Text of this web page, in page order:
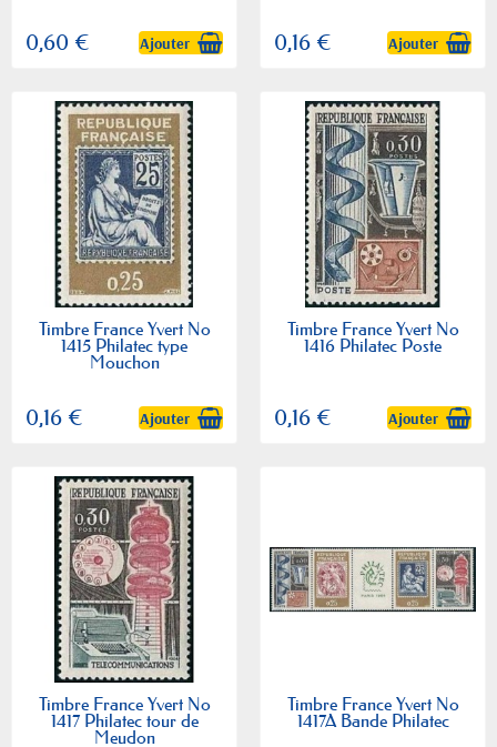
0,60 € Ajouter 0,16 € Ajouter
Timbre France Yvert No
1415 Philatec type
Mouchon
0,16 € Ajouter
Timbre France Yvert No
1416 Philatec Poste
0,16 € Ajouter
Timbre France Yvert No
1417 Philatec tour de
Meudon
Timbre France Yvert No
1417A Bande Philatec